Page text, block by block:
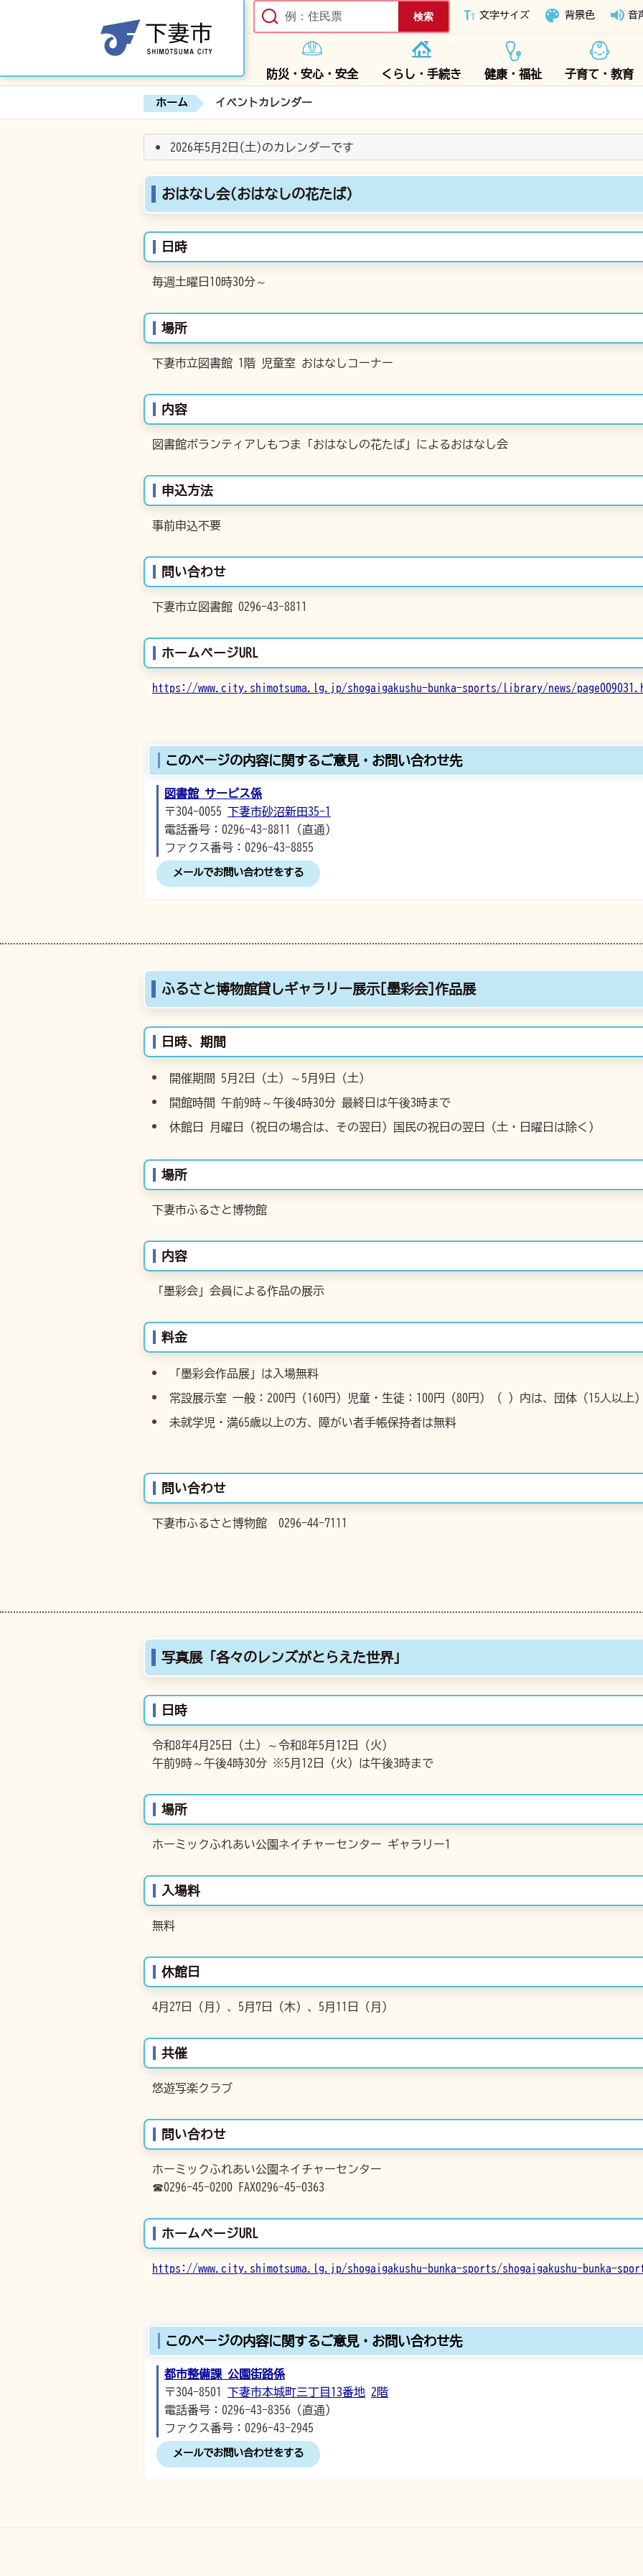
下妻市ホームページ
文字サイズ 背景色 音
防災・安心・安全 くらし・手続き 健康・福祉 子育て・教育
ホーム イベントカレンダー
2026年5月2日(土)のカレンダーです
おはなし会(おはなしの花たば)
日時
毎週土曜日10時30分～
場所
下妻市立図書館 1階 児童室 おはなしコーナー
内容
図書館ボランティアしもつま「おはなしの花たば」によるおはなし会
申込方法
事前申込不要
問い合わせ
下妻市立図書館 0296-43-8811
ホームページURL
https://www.city.shimotsuma.lg.jp/shogaigakushu-bunka-sports/library/news/
このページの内容に関するご意見・お問い合わせ先
図書館 サービス係
〒304-0055 下妻市砂沼新田35-1
電話番号：0296-43-8811（直通）
ファクス番号：0296-43-8855
メールでお問い合わせをする
ふるさと博物館貸しギャラリー展示[墨彩会]作品展
日時、期間
開催期間 5月2日（土）～5月9日（土）
開館時間 午前9時～午後4時30分 最終日は午後3時まで
休館日 月曜日（祝日の場合は、その翌日）国民の祝日の翌日（土・日曜日は除く）
場所
下妻市ふるさと博物館
内容
「墨彩会」会員による作品の展示
料金
「墨彩会作品展」は入場無料
常設展示室 一般：200円（160円）児童・生徒：100円（80円）（ ）内は、団体（15人以上
未就学児・満65歳以上の方、障がい者手帳保持者は無料
問い合わせ
下妻市ふるさと博物館 0296-44-7111
写真展「各々のレンズがとらえた世界」
日時
令和8年4月25日（土）～令和8年5月12日（火）
午前9時～午後4時30分 ※5月12日（火）は午後3時まで
場所
ホーミックふれあい公園ネイチャーセンター ギャラリー1
入場料
無料
休館日
4月27日（月）、5月7日（木）、5月11日（月）
共催
悠遊写楽クラブ
問い合わせ
ホーミックふれあい公園ネイチャーセンター
☎0296-45-0200 FAX0296-45-0363
ホームページURL
https://www.city.shimotsuma.lg.jp/shogaigakushu-bunka-sports/shogaigakushu-bunka-
このページの内容に関するご意見・お問い合わせ先
都市整備課 公園街路係
〒304-8501 下妻市本城町三丁目13番地 2階
電話番号：0296-43-8356（直通）
ファクス番号：0296-43-2945
メールでお問い合わせをする